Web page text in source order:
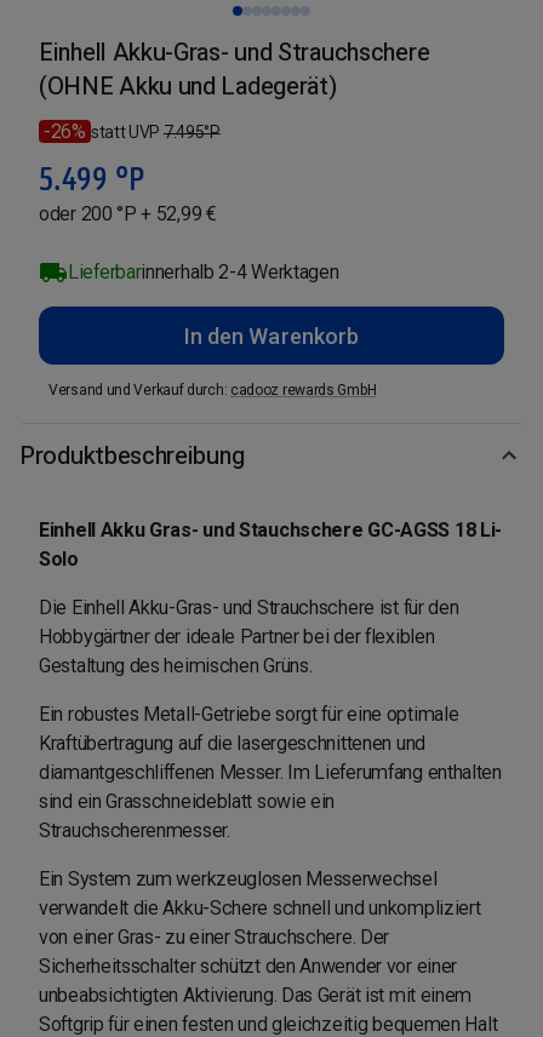
Einhell Akku-Gras- und Strauchschere
(OHNE Akku und Ladegerät)
-26% statt UVP 7.495°P
5.499 °P
oder 200 °P + 52,99 €
Lieferbarinnerhalb 2-4 Werktagen
In den Warenkorb
Versand und Verkauf durch: cadooz rewards GmbH
Produktbeschreibung
Einhell Akku Gras- und Stauchschere GC-AGSS 18 Li-
Solo
Die Einhell Akku-Gras- und Strauchschere ist für den
Hobbygärtner der ideale Partner bei der flexiblen
Gestaltung des heimischen Grüns.
Ein robustes Metall-Getriebe sorgt für eine optimale
Kraftübertragung auf die lasergeschnittenen und
diamantgeschliffenen Messer. Im Lieferumfang enthalten
sind ein Grasschneideblatt sowie ein
Strauchscherenmesser.
Ein System zum werkzeuglosen Messerwechsel
verwandelt die Akku-Schere schnell und unkompliziert
von einer Gras- zu einer Strauchschere. Der
Sicherheitsschalter schützt den Anwender vor einer
unbeabsichtigten Aktivierung. Das Gerät ist mit einem
Softgrip für einen festen und gleichzeitig bequemen Halt